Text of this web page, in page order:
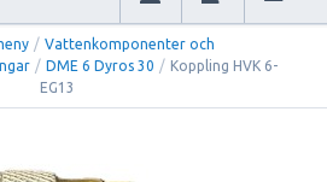
/ Vattenkomponenter och
/ DME 6 Dyros 30 / Koppling HVK 6-
EG13